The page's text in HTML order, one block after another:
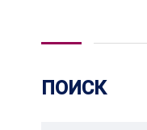
ПОИСК